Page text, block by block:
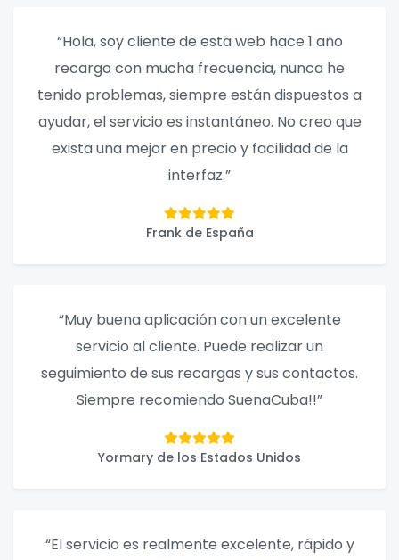
“Hola, soy cliente de esta web hace 1 año
recargo con mucha frecuencia, nunca he
tenido problemas, siempre están dispuestos a
ayudar, el servicio es instantáneo. No creo que
exista una mejor en precio y facilidad de la
interfaz.”
Frank de España
“Muy buena aplicación con un excelente
servicio al cliente. Puede realizar un
seguimiento de sus recargas y sus contactos.
Siempre recomiendo SuenaCuba!!”
Yormary de los Estados Unidos
“El servicio es realmente excelente, rápido y